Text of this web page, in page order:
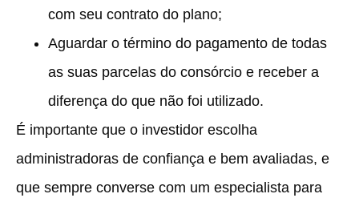
com seu contrato do plano;
Aguardar o término do pagamento de todas
as suas parcelas do consórcio e receber a
diferença do que não foi utilizado.
É importante que o investidor escolha
administradoras de confiança e bem avaliadas, e
que sempre converse com um especialista para